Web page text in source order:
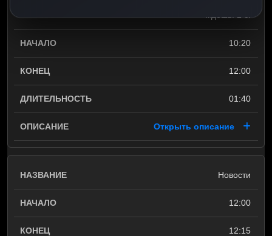
10:20
12:00
01:40
Открыть описание
Новости
12:00
12:15